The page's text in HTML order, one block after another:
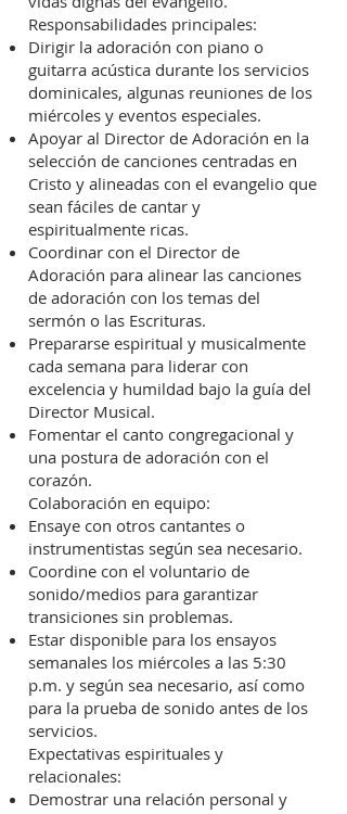
Responsabilidades principales:
Dirigir la adoración con piano o
guitarra acústica durante los servicios
dominicales, algunas reuniones de los
miércoles y eventos especiales.
Apoyar al Director de Adoración en la
selección de canciones centradas en
Cristo y alineadas con el evangelio que
sean fáciles de cantar y
espiritualmente ricas.
Coordinar con el Director de
Adoración para alinear las canciones
de adoración con los temas del
sermón o las Escrituras.
Prepararse espiritual y musicalmente
cada semana para liderar con
excelencia y humildad bajo la guía del
Director Musical.
Fomentar el canto congregacional y
una postura de adoración con el
corazón.
Colaboración en equipo:
Ensaye con otros cantantes o
instrumentistas según sea necesario.
Coordine con el voluntario de
sonido/medios para garantizar
transiciones sin problemas.
Estar disponible para los ensayos
semanales los miércoles a las 5:30
p.m. y según sea necesario, así como
para la prueba de sonido antes de los
servicios.
Expectativas espirituales y
relacionales:
Demostrar una relación personal y